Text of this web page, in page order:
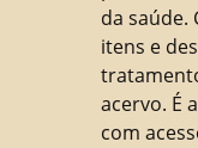
da saúde.
itens e
acervo. É
com